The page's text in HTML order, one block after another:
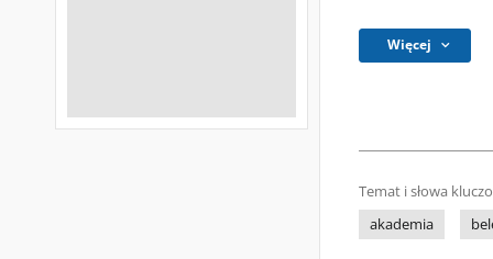
Więcej
Temat i słowa
akademia